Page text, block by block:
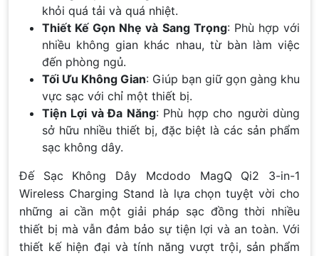
khỏi quá tải và quá nhiệt.
Thiết Kế Gọn Nhẹ và Sang Trọng: Phù hợp với
nhiều không gian khác nhau, từ bàn làm việc
đến phòng ngủ.
Tối Ưu Không Gian: Giúp bạn giữ gọn gàng khu
vực sạc với chỉ một thiết bị.
Tiện Lợi và Đa Năng: Phù hợp cho người dùng
sở hữu nhiều thiết bị, đặc biệt là các sản phẩm
sạc không dây.
Đế Sạc Không Dây Mcdodo MagQ Qi2 3-in-1
Wireless Charging Stand là lựa chọn tuyệt vời cho
những ai cần một giải pháp sạc đồng thời nhiều
thiết bị mà vẫn đảm bảo sự tiện lợi và an toàn. Với
thiết kế hiện đại và tính năng vượt trội, sản phẩm